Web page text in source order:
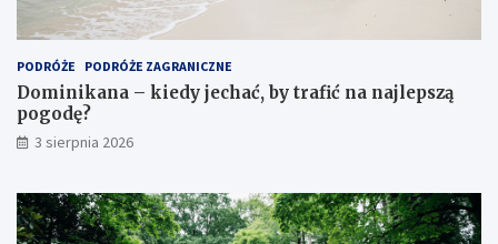
PODRÓŻE PODRÓŻE ZAGRANICZNE
Dominikana – kiedy jechać, by trafić na najlepszą
pogodę?
3 sierpnia 2026